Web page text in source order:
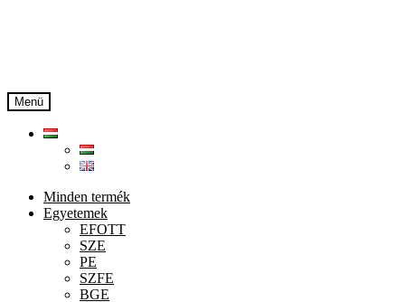
Menü
Minden termék
Egyetemek
EFOTT
SZE
PE
SZFE
BGE